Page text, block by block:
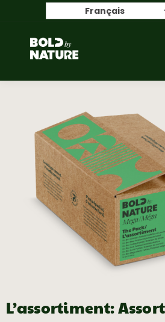
Français
L’assortiment: